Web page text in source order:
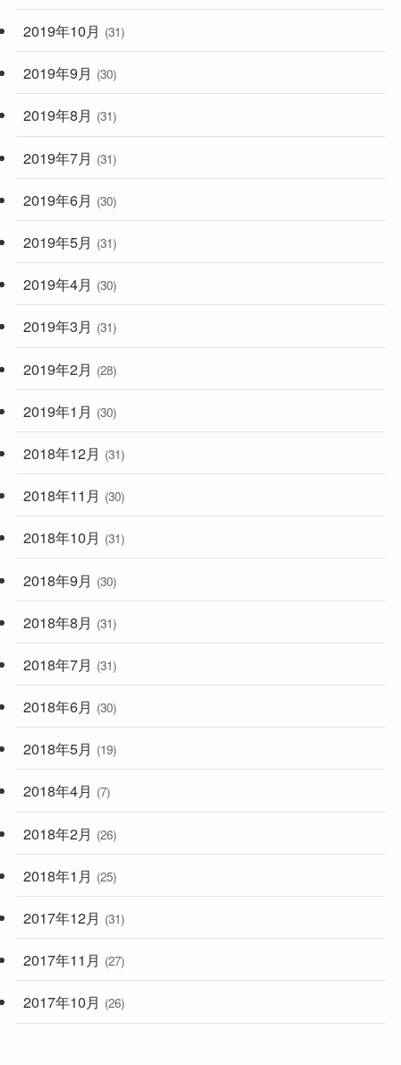
2019年10月 (31)
2019年9月 (30)
2019年8月 (31)
2019年7月 (31)
2019年6月 (30)
2019年5月 (31)
2019年4月 (30)
2019年3月 (31)
2019年2月 (28)
2019年1月 (30)
2018年12月 (31)
2018年11月 (30)
2018年10月 (31)
2018年9月 (30)
2018年8月 (31)
2018年7月 (31)
2018年6月 (30)
2018年5月 (19)
2018年4月 (7)
2018年2月 (26)
2018年1月 (25)
2017年12月 (31)
2017年11月 (27)
2017年10月 (26)